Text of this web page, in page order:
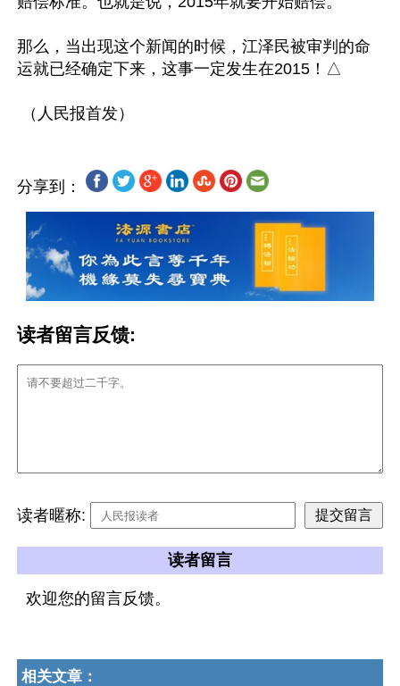
那么，当出现这个新闻的时候，江泽民被审判的命
运就已经确定下来，这事一定发生在2015！△
分享到：
读者留言反馈:
读者暱称:
读者留言
欢迎您的留言反馈。
相关文章：